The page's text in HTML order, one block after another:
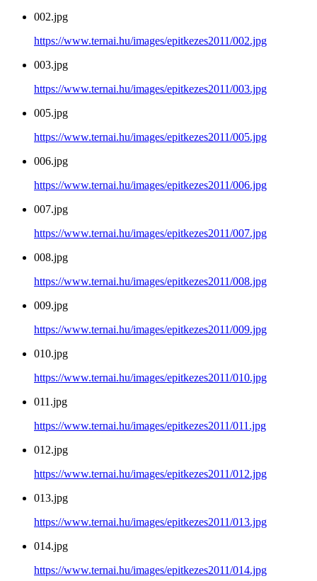
002.jpg
https://www.ternai.hu/images/epitkezes2011/002.jpg
003.jpg
https://www.ternai.hu/images/epitkezes2011/003.jpg
005.jpg
https://www.ternai.hu/images/epitkezes2011/005.jpg
006.jpg
https://www.ternai.hu/images/epitkezes2011/006.jpg
007.jpg
https://www.ternai.hu/images/epitkezes2011/007.jpg
008.jpg
https://www.ternai.hu/images/epitkezes2011/008.jpg
009.jpg
https://www.ternai.hu/images/epitkezes2011/009.jpg
010.jpg
https://www.ternai.hu/images/epitkezes2011/010.jpg
011.jpg
https://www.ternai.hu/images/epitkezes2011/011.jpg
012.jpg
https://www.ternai.hu/images/epitkezes2011/012.jpg
013.jpg
https://www.ternai.hu/images/epitkezes2011/013.jpg
014.jpg
https://www.ternai.hu/images/epitkezes2011/014.jpg